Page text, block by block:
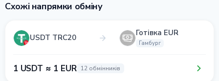
Схожі напрямки обміну
USDT TRC20 Готівка EUR
Гамбург
1 USDT ≈ 1 EUR 12 обмінників